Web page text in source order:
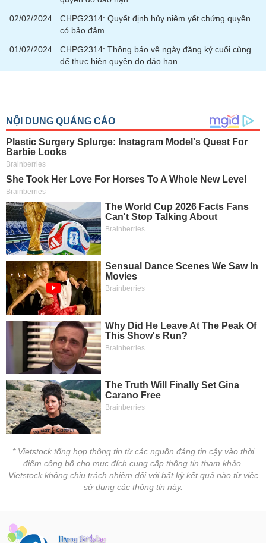
02/02/2024
CHPG2314: Quyết định hủy niêm yết chứng quyền
có bảo đảm
01/02/2024
CHPG2314: Thông báo về ngày đăng ký cuối cùng
để thực hiện quyền do đáo hạn
* Vietstock tổng hợp thông tin từ các nguồn đáng tin cậy vào thời
điểm công bố cho mục đích cung cấp thông tin tham khảo.
Vietstock không chịu trách nhiệm đối với bất kỳ kết quả nào từ việc
sử dụng các thông tin này.
cụ
Truyền
thông
tài
chính
Dữ
liệu
tài
chính